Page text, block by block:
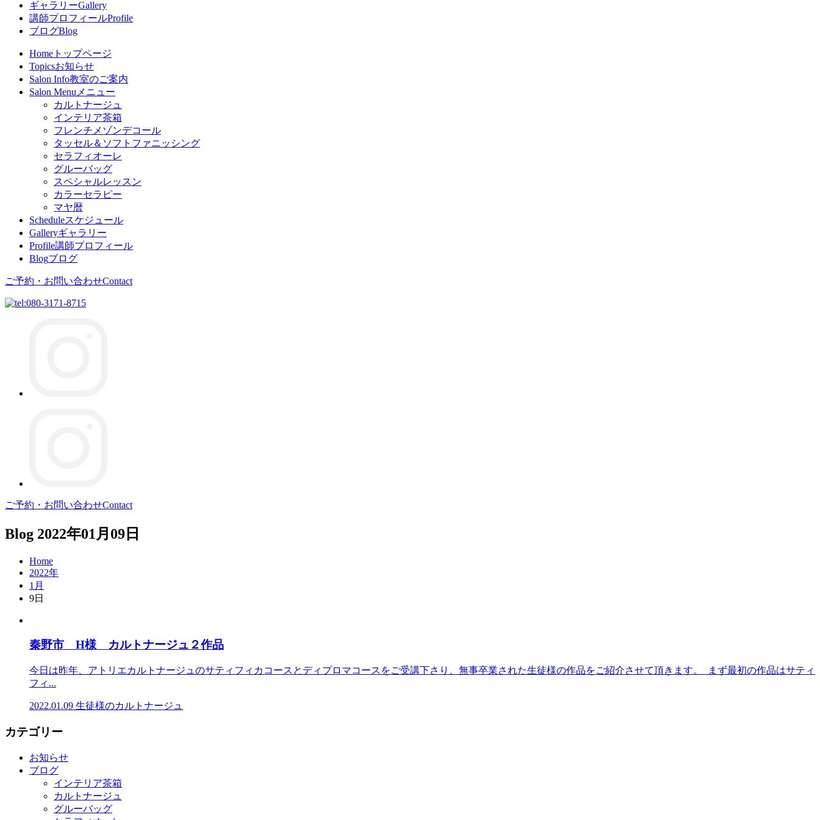
ギャラリーGallery
講師プロフィールProfile
ブログBlog
Home トップページ
Topicsお知らせ
Salon Info教室のご案内
Salon Menu メニュー
カルトナージュ
インテリア茶箱
フレンチメゾンデコール
タッセル＆ソフトファニッシング
セラフィオーレ
グルーバッグ
スペシャルレッスン
カラーセラピー
マヤ暦
Scheduleスケジュール
Galleryギャラリー
Profile講師プロフィール
Blogブログ
ご予約・お問い合わせContact
ご予約・お問い合わせContact
Blog 2022年01月09日
Home
2022年
1月
9日
秦野市 H様 カルトナージュ２作品
今日は昨年、アトリエカルトナージュのサティフィカコースとディプロマコースをご受講下さり、無事卒業された生徒様の作品をご紹介させて頂きます。 まず最初の作品はサティ
フィ...
2022.01.09 生徒様のカルトナージュ
カテゴリー
お知らせ
ブログ
インテリア茶箱
カルトナージュ
グルーバッグ